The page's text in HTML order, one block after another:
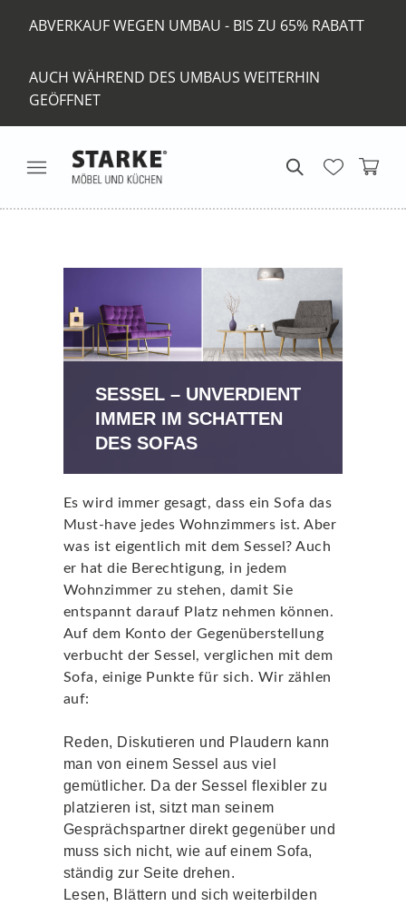
ABVERKAUF WEGEN UMBAU - BIS ZU 65% RABATT
AUCH WÄHREND DES UMBAUS WEITERHIN
GEÖFFNET
SESSEL – UNVERDIENT
IMMER IM SCHATTEN
DES SOFAS
Es wird immer gesagt, dass ein Sofa das
Must-have jedes Wohnzimmers ist. Aber
was ist eigentlich mit dem Sessel? Auch
er hat die Berechtigung, in jedem
Wohnzimmer zu stehen, damit Sie
entspannt darauf Platz nehmen können.
Auf dem Konto der Gegenüberstellung
verbucht der Sessel, verglichen mit dem
Sofa, einige Punkte für sich. Wir zählen
auf:
Reden, Diskutieren und Plaudern kann
man von einem Sessel aus viel
gemütlicher. Da der Sessel flexibler zu
platzieren ist, sitzt man seinem
Gesprächspartner direkt gegenüber und
muss sich nicht, wie auf einem Sofa,
ständig zur Seite drehen.
Lesen, Blättern und sich weiterbilden